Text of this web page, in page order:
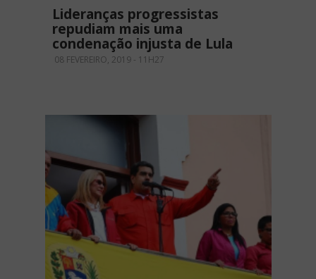
Lideranças progressistas
repudiam mais uma
condenação injusta de Lula
08 FEVEREIRO, 2019 - 11H27